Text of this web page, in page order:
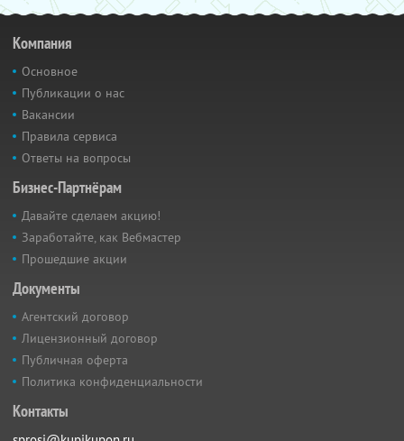
Компания
Основное
Публикации о нас
Вакансии
Правила сервиса
Ответы на вопросы
Бизнес-Партнёрам
Давайте сделаем акцию!
Заработайте, как Вебмастер
Прошедшие акции
Документы
Агентский договор
Лицензионный договор
Публичная оферта
Политика конфиденциальности
Контакты